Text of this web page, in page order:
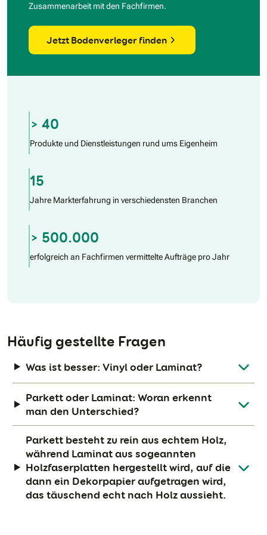
Zusammenarbeit mit den Fachfirmen.
Jetzt Bodenverleger finden
> 40
Produkte und Dienstleistungen rund ums Eigenheim
15
Jahre Markterfahrung in verschiedensten Branchen
> 500.000
erfolgreich an Fachfirmen vermittelte Aufträge pro Jahr
Häufig gestellte Fragen
Was ist besser: Vinyl oder Laminat?
Parkett oder Laminat: Woran erkennt
man den Unterschied?
Parkett besteht zu rein aus echtem Holz,
während Laminat aus sogeannten
Holzfaserplatten hergestellt wird, auf die
dann ein Dekorpapier aufgetragen wird,
das täuschend echt nach Holz aussieht.